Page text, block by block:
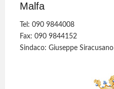
Malfa
Tel: 090 9844008
Fax: 090 9844152
Sindaco: Giuseppe Siracusano